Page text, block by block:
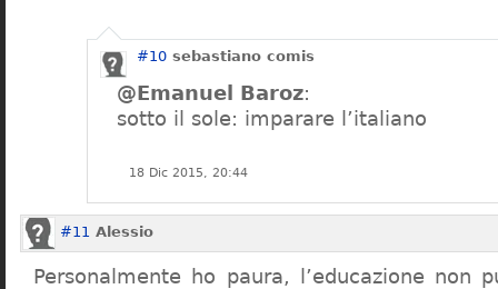
#10 sebastiano comis
@Emanuel Baroz:
sotto il sole: imparare l’italiano
18 Dic 2015, 20:44
#11 Alessio
Personalmente ho paura, l’educazione non